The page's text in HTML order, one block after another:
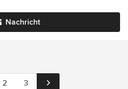
Nachricht
2 3